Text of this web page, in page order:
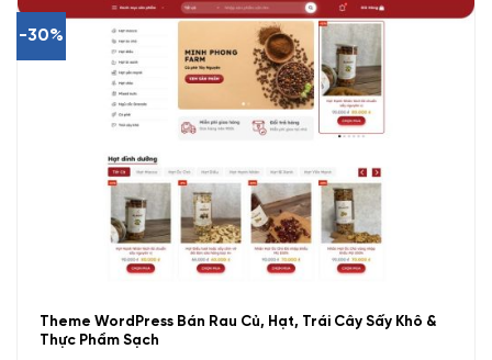
-30%
Theme WordPress Bán Rau Củ, Hạt, Trái Cây Sấy Khô &
Thực Phẩm Sạch